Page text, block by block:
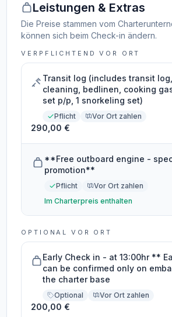
Leistungen & Extras
Die Preise stammen vom
können sich beim Check-in ändern.
VERPFLICHTEND VOR ORT
Transit log (includes transit
cleaning, bedlinen, cooking
set p/p, 1 snorkeling set)
Pflicht Vor Ort zahlen
290,00 €
**Free outboard engine -
promotion**
Pflicht
Vor Ort zahlen
Im Charterpreis enthalten
OPTIONAL VOR ORT
Early Check in - at 13:00hr **
can be confirmed only on
the charter base
Optional Vor Ort zahlen
200,00 €